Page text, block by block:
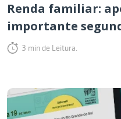
Renda familiar:
importante
3 min de Leitura.